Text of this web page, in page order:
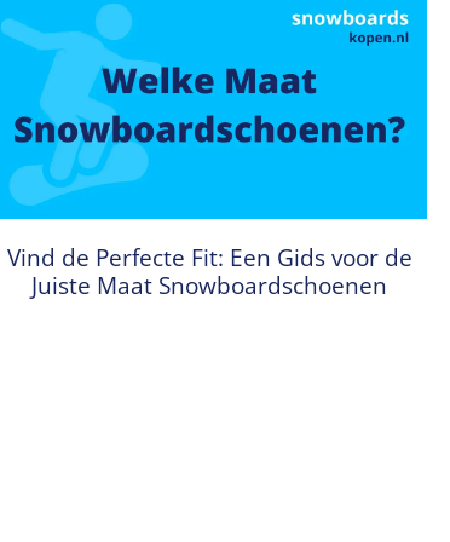
Vind de Perfecte Fit: Een Gids voor de
Juiste Maat Snowboardschoenen